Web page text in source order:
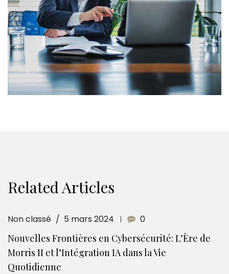
Related Articles
Non classé 5 mars 2024 0
Nouvelles Frontières en Cybersécurité: L’Ère de
Morris II et l’Intégration IA dans la Vie
Quotidienne